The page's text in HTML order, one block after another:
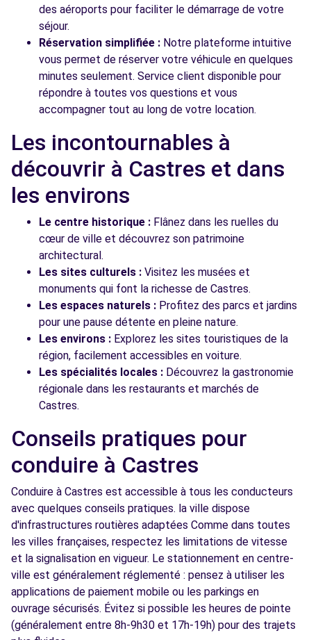
des aéroports pour faciliter le démarrage de votre
séjour.
Réservation simplifiée : Notre plateforme intuitive
vous permet de réserver votre véhicule en quelques
minutes seulement. Service client disponible pour
répondre à toutes vos questions et vous
accompagner tout au long de votre location.
Les incontournables à
découvrir à Castres et dans
les environs
Le centre historique : Flânez dans les ruelles du
cœur de ville et découvrez son patrimoine
architectural.
Les sites culturels : Visitez les musées et
monuments qui font la richesse de Castres.
Les espaces naturels : Profitez des parcs et jardins
pour une pause détente en pleine nature.
Les environs : Explorez les sites touristiques de la
région, facilement accessibles en voiture.
Les spécialités locales : Découvrez la gastronomie
régionale dans les restaurants et marchés de
Castres.
Conseils pratiques pour
conduire à Castres
Conduire à Castres est accessible à tous les conducteurs
avec quelques conseils pratiques. la ville dispose
d'infrastructures routières adaptées Comme dans toutes
les villes françaises, respectez les limitations de vitesse
et la signalisation en vigueur. Le stationnement en centre-
ville est généralement réglementé : pensez à utiliser les
applications de paiement mobile ou les parkings en
ouvrage sécurisés. Évitez si possible les heures de pointe
(généralement entre 8h-9h30 et 17h-19h) pour des trajets